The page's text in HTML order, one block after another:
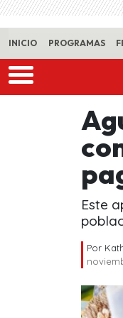
INICIO PROGRAMAS
Este
Por